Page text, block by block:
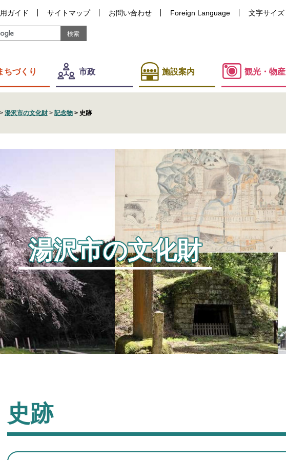
ガイド サイトマップ お問い合わせ Foreign Language 文字サイズ
ちづくり 市政 施設案内 観光・物産
> 湯沢市の文化財 > 記念物 > 史跡
湯沢市の文化財
史跡